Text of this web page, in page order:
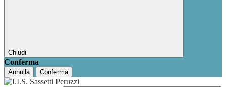
Chiudi
Conferma
Annulla Conferma